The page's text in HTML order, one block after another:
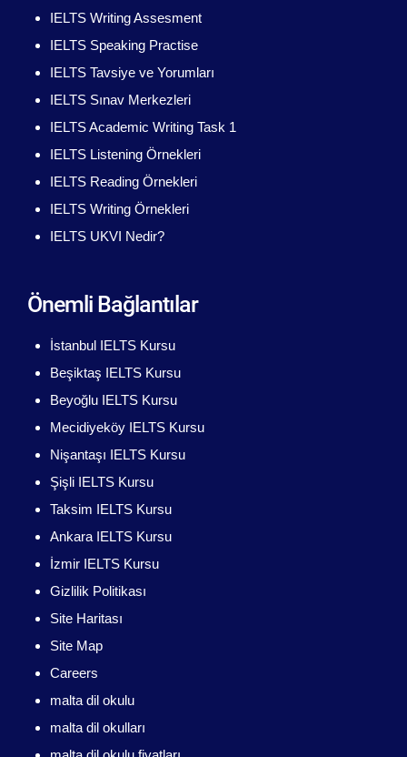
IELTS Writing Assesment
IELTS Speaking Practise
IELTS Tavsiye ve Yorumları
IELTS Sınav Merkezleri
IELTS Academic Writing Task 1
IELTS Listening Örnekleri
IELTS Reading Örnekleri
IELTS Writing Örnekleri
IELTS UKVI Nedir?
Önemli Bağlantılar
İstanbul IELTS Kursu
Beşiktaş IELTS Kursu
Beyoğlu IELTS Kursu
Mecidiyeköy IELTS Kursu
Nişantaşı IELTS Kursu
Şişli IELTS Kursu
Taksim IELTS Kursu
Ankara IELTS Kursu
İzmir IELTS Kursu
Gizlilik Politikası
Site Haritası
Site Map
Careers
malta dil okulu
malta dil okulları